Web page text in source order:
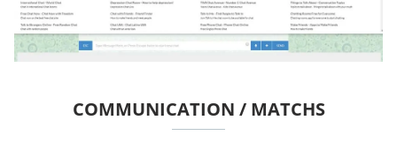
COMMUNICATION / MATCHS